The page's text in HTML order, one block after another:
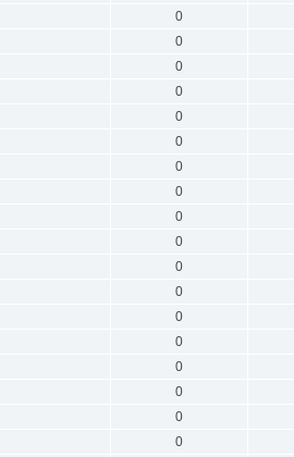
0
0
0
0
0
0
0
0
0
0
0
0
0
0
0
0
0
0